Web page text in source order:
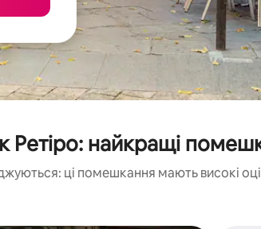
Ретіро: найкращі
ці помешкання мають високі